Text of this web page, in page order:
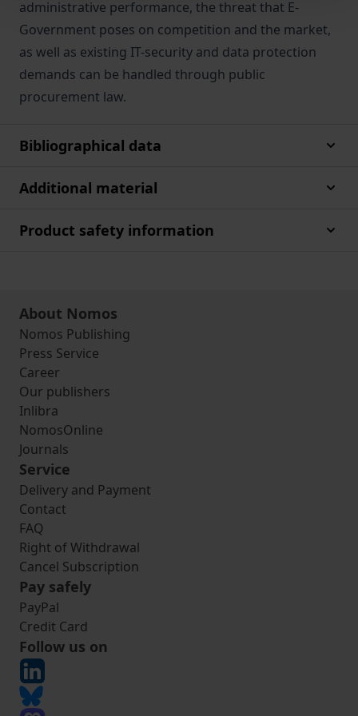
administrative performance, the threat that E-
Government poses on competition and the market,
as well as existing IT-security and data protection
demands can be handled through public
procurement law.
Bibliographical data
Additional material
Product safety information
About Nomos
Nomos Publishing
Press Service
Career
Our publishers
Inlibra
NomosOnline
Journals
Service
Delivery and Payment
Contact
FAQ
Right of Withdrawal
Cancel Subscription
Pay safely
PayPal
Credit Card
Follow us on